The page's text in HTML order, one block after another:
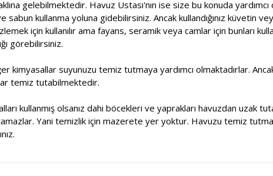
gelebilmektedir. Havuz Ustası'nın ise size bu konuda
sabun kullanma yoluna gidebilirsiniz. Ancak kullandığınız küvetin
için kullanılır ama fayans, seramik veya camlar için bunları
görebilirsiniz.
kimyasallar suyunuzu temiz tutmaya yardımcı olmaktadırlar.
temiz tutabilmektedir.
kullanmış olsanız dahi böcekleri ve yaprakları havuzdan uzak
Yani temizlik için mazerete yer yoktur. Havuzu temiz